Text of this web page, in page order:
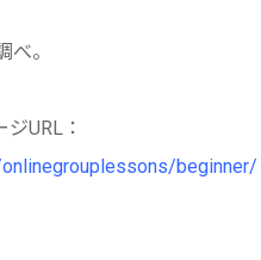
。
URL：
beginner/